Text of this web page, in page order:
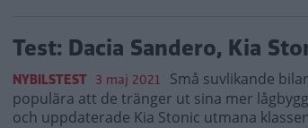
Test: Dacia Sandero, Kia
NYBILSTEST 3 maj 2021 Små suvlikande
populära att de tränger ut sina mer
och uppdaterade Kia Stonic utmana